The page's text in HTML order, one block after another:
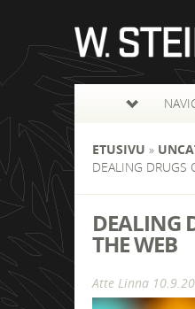
ETUSIVU »
DEALING DRUGS
DEALING
THE WEB
Atte Linna